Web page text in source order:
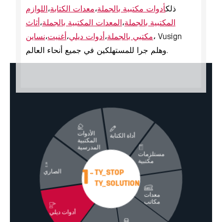
1
TY_STOP
TY_SOLUTION
الأدوات
المكتبية
المدرسية
أداة الكتابة
مستلزمات
مكتبية
معدات
مكاتب
أدوات ديلي
الصاري
ذلكأدوات مكتبية بالجملة،معدات الكتابة، اللوازم
المكتبية بالجملة، المعدات المكتبية بالجملة، أثاث
مكتبي بالجملة، أدوات ديلي، أغنيت،نساين
، Vusign
وهلم جرا للمستهلكين في جميع أنحاء العالم.